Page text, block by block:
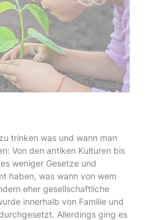
trinken was und wann man
Von den antiken Kulturen bis
weniger Gesetze und
haben, was wann von wem
eher gesellschaftliche
innerhalb von Familie und
Allerdings ging es